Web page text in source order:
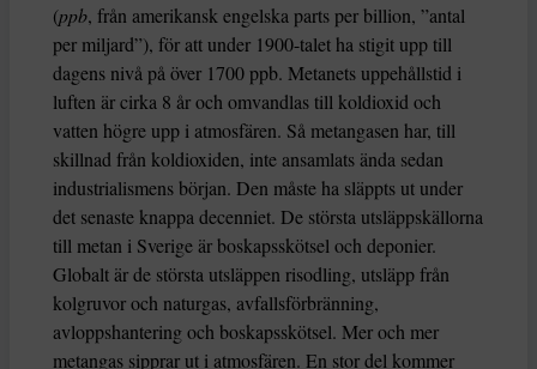
(ppb, från amerikansk engelska parts per billion, ”antal
per miljard”), för att under 1900-talet ha stigit upp till
dagens nivå på över 1700 ppb. Metanets uppehållstid i
luften är cirka 8 år och omvandlas till koldioxid och
vatten högre upp i atmosfären. Så metangasen har, till
skillnad från koldioxiden, inte ansamlats ända sedan
industrialismens början. Den måste ha släppts ut under
det senaste knappa decenniet. De största utsläppskällorna
till metan i Sverige är boskapsskötsel och deponier.
Globalt är de största utsläppen risodling, utsläpp från
kolgruvor och naturgas, avfallsförbränning,
avloppshantering och boskapsskötsel. Mer och mer
metangas sipprar ut i atmosfären. En stor del kommer